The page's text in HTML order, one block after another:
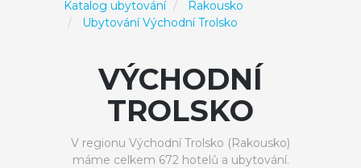
Katalog ubytování
Rakousko
Ubytování Východní Trolsko
VÝCHODNÍ
TROLSKO
V regionu Východní Trolsko (Rakousko)
máme celkem 672 hotelů a ubytování.